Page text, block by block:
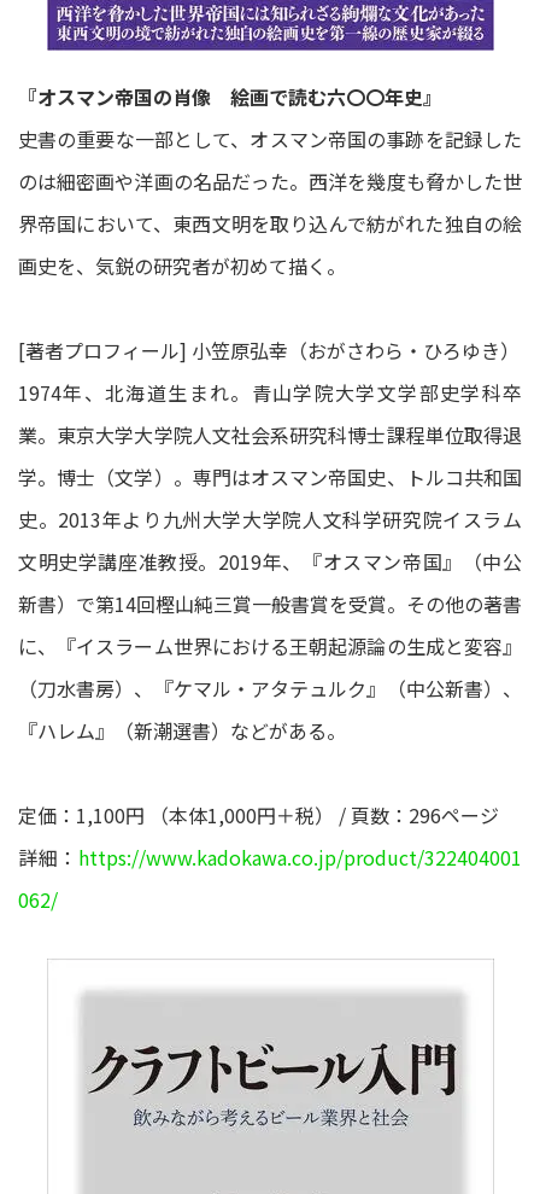
『オスマン帝国の肖像 絵画で読む六〇〇年史』
史書の重要な一部として、オスマン帝国の事跡を記録した
のは細密画や洋画の名品だった。西洋を幾度も脅かした世
界帝国において、東西文明を取り込んで紡がれた独自の絵
画史を、気鋭の研究者が初めて描く。
[著者プロフィール] 小笠原弘幸（おがさわら・ひろゆき）
1974年、北海道生まれ。青山学院大学文学部史学科卒
業。東京大学大学院人文社会系研究科博士課程単位取得退
学。博士（文学）。専門はオスマン帝国史、トルコ共和国
史。2013年より九州大学大学院人文科学研究院イスラム
文明史学講座准教授。2019年、『オスマン帝国』（中公
新書）で第14回樫山純三賞一般書賞を受賞。その他の著書
に、『イスラーム世界における王朝起源論の生成と変容』
（刀水書房）、『ケマル・アタテュルク』（中公新書）、
『ハレム』（新潮選書）などがある。
定価：1,100円 （本体1,000円＋税） / 頁数：296ページ
詳細： https://www.kadokawa.co.jp/product/322404001
062/